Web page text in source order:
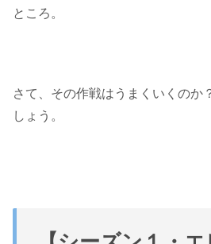
ところ。
さて、その作戦はうまくいくのか
しょう。